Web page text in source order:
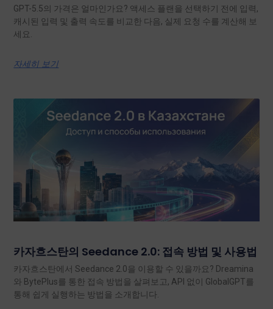
GPT-5.5의 가격은 얼마인가요? 액세스 플랜을 선택하기 전에 입력,
캐시된 입력 및 출력 속도를 비교한 다음, 실제 요청 수를 계산해 보
세요.
자세히 보기
카자흐스탄의 Seedance 2.0: 접속 방법 및 사용법
카자흐스탄에서 Seedance 2.0을 이용할 수 있을까요? Dreamina
와 BytePlus를 통한 접속 방법을 살펴보고, API 없이 GlobalGPT를
통해 쉽게 실행하는 방법을 소개합니다.